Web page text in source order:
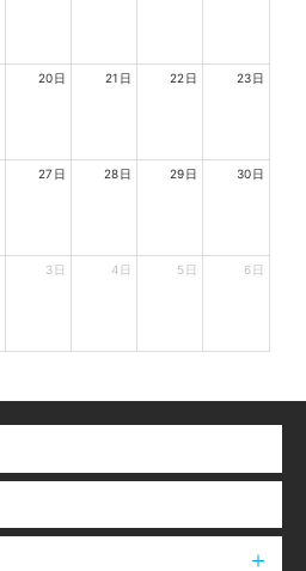
20日 21日 22日 23日
27日 28日 29日 30日
3日 4日 5日 6日